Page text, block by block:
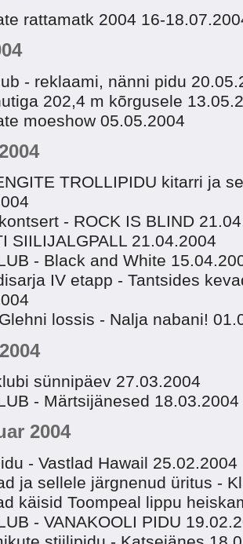
rattamatk 2004 16-
- reklaami, nänni pidu
202,4 m kõrgusele
moeshow 05.05.2004
TROLLIPIDU kitarri ja
- ROCK IS BLIND
SIILIJALGPALL 21.04.2004
- Black and White
IV etapp - Tantsides
lossis - Nalja nabani!
sünnipäev 27.03.2004
- Märtsijänesed 18.03.2004
2004
- Vastlad Hawail 25.02.2004
ja sellele järgnenud üritus -
käisid Toompeal lippu
- VANAKOOLI PIDU